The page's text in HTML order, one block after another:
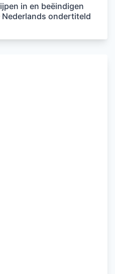
in en beëindigen
Nederlands ondertiteld